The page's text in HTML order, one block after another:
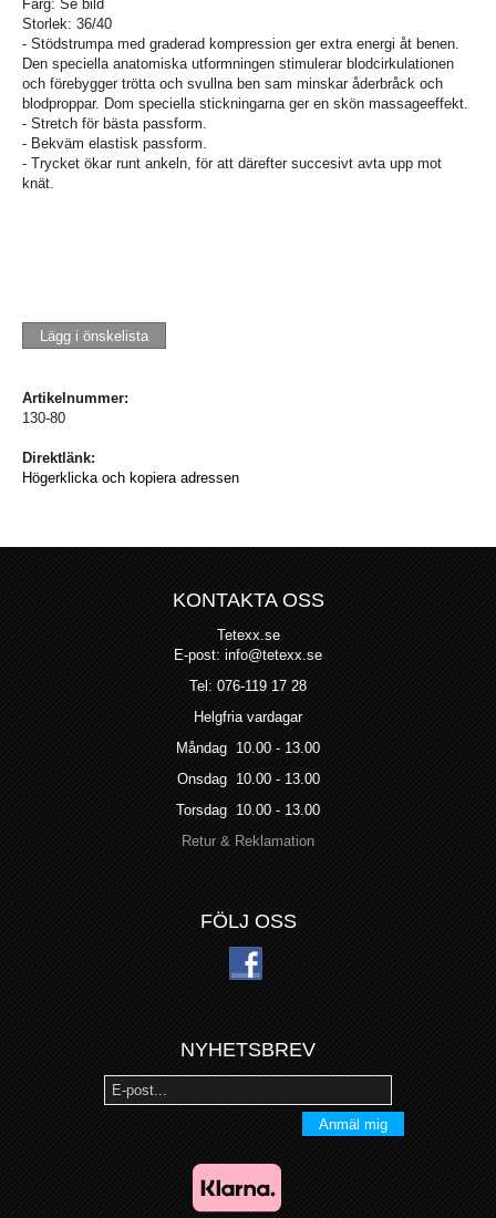
Färg: Se bild
Storlek: 36/40
- Stödstrumpa med graderad kompression ger extra energi åt benen.
Den speciella anatomiska utformningen stimulerar blodcirkulationen
och förebygger trötta och svullna ben sam minskar åderbråck och
blodproppar. Dom speciella stickningarna ger en skön massageeffekt.
- Stretch för bästa passform.
- Bekväm elastisk passform.
- Trycket ökar runt ankeln, för att därefter succesivt avta upp mot
knät.
Lägg i önskelista
Artikelnummer:
130-80
Direktlänk:
Högerklicka och kopiera adressen
KONTAKTA OSS
Tetexx.se
E-post: info@tetexx.se
Tel: 076-119 17 28
Helgfria vardagar
Måndag 10.00 - 13.00
Onsdag 10.00 - 13.00
Torsdag 10.00 - 13.00
Retur & Reklamation
FÖLJ OSS
NYHETSBREV
Anmäl mig